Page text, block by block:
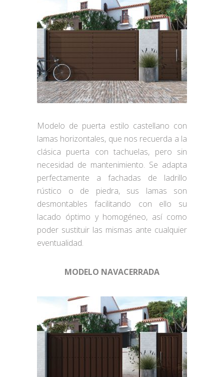
Modelo de puerta estilo castellano con
lamas horizontales, que nos recuerda a la
clásica puerta con tachuelas, pero sin
necesidad de mantenimiento. Se adapta
perfectamente a fachadas de ladrillo
rústico o de piedra, sus lamas son
desmontables facilitando con ello su
lacado óptimo y homogéneo, así como
poder sustituir las mismas ante cualquier
eventualidad.
MODELO NAVACERRADA